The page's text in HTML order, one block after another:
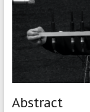
Abstract